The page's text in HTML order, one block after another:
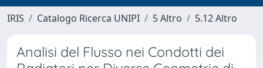
IRIS Catalogo Ricerca UNIPI 5 Altro 5.12 Altro
Analisi del Flusso nei Condotti dei